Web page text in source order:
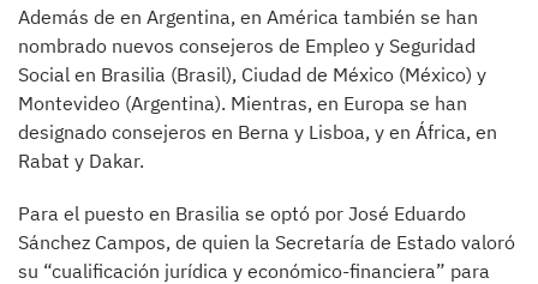
Además de en Argentina, en América también se han
nombrado nuevos consejeros de Empleo y Seguridad
Social en Brasilia (Brasil), Ciudad de México (México) y
Montevideo (Argentina). Mientras, en Europa se han
designado consejeros en Berna y Lisboa, y en África, en
Rabat y Dakar.
Para el puesto en Brasilia se optó por José Eduardo
Sánchez Campos, de quien la Secretaría de Estado valoró
su “cualificación jurídica y económico-financiera” para